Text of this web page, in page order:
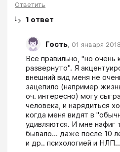
Ответить
1 ответ
Гость, 01 января
Все правильно, "но очень
развернуто". Я
внешний вид меня не
зацепило (например
оч. интересно) могу
человека, и нарядиться
когда меня видят в
удивляются. И мне нафиг
бывало... даже после 10
и др.. психологией и